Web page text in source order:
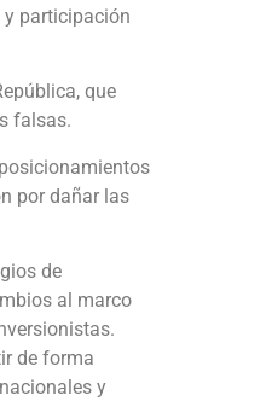
y participación
que
falsas.
por dañar las
de
al marco
de forma
y